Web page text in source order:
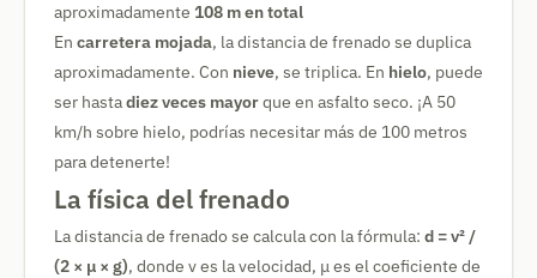
aproximadamente 108 m en total
En carretera mojada, la distancia de frenado se duplica
aproximadamente. Con nieve, se triplica. En hielo, puede
ser hastadiez veces mayorque en asfalto seco. ¡A 50
km/h sobre hielo, podrías necesitar más de 100 metros
para detenerte!
La física del frenado
La distancia de frenado se calcula con la fórmula: d = v² /
(2 × μ × g), donde v es la velocidad, μ es el coeficiente de